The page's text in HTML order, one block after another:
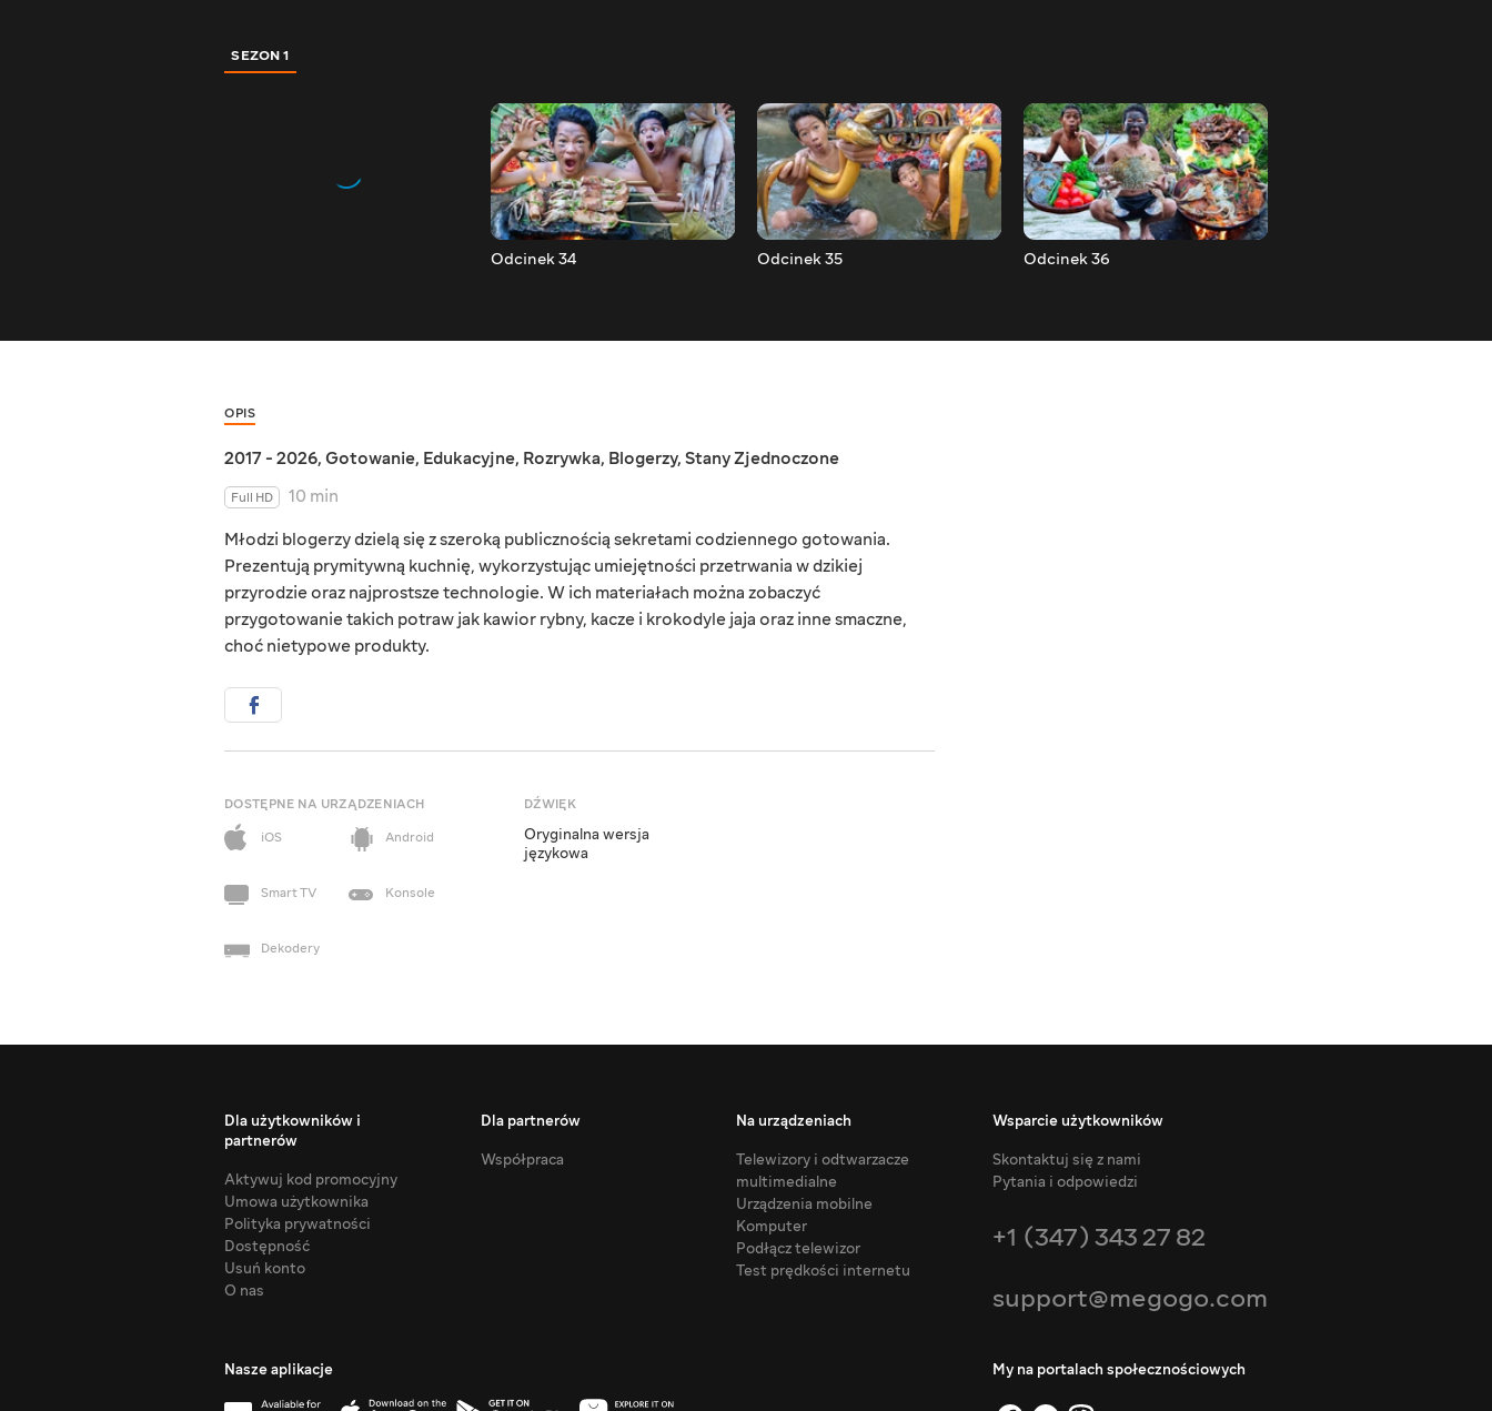
SEZON 1
Odcinek 34 Odcinek 35 Odcinek 36
OPIS
2017 - 2026, Gotowanie, Edukacyjne, Rozrywka, Blogerzy, Stany Zjednoczone
Full HD
10 min
Młodzi blogerzy dzielą się z szeroką publicznością sekretami codziennego gotowania.
Prezentują prymitywną kuchnię, wykorzystując umiejętności przetrwania w dzikiej
przyrodzie oraz najprostsze technologie. W ich materiałach można zobaczyć
przygotowanie takich potraw jak kawior rybny, kacze i krokodyle jaja oraz inne smaczne,
choć nietypowe produkty.
DOSTĘPNE NA URZĄDZENIACH
iOS
Android
Smart TV Konsole
Dekodery
DŹWIĘK
Oryginalna wersja
językowa
Dla użytkowników i
partnerów
Aktywuj kod promocyjny
Umowa użytkownika
Polityka prywatności
Dostępność
Usuń konto
O nas
Dla partnerów
Współpraca
Na urządzeniach
Telewizory i odtwarzacze
multimedialne
Urządzenia mobilne
Komputer
Podłącz telewizor
Test prędkości internetu
Wsparcie użytkowników
Skontaktuj się z nami
Pytania i odpowiedzi
+1 (347) 343 27 82
support@megogo.com
Nasze aplikacje My na portalach społecznościowych